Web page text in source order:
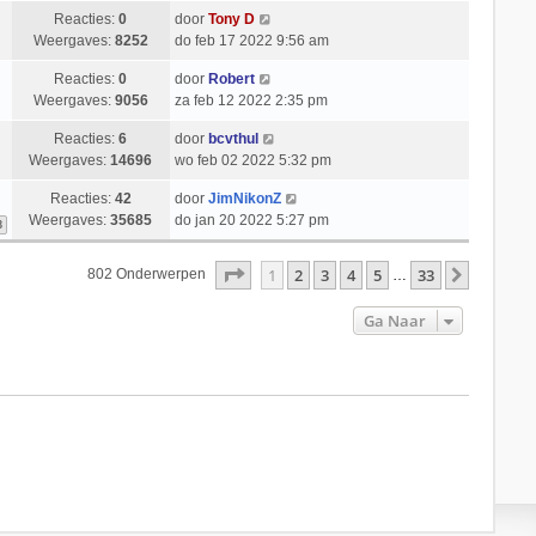
Reacties:0
Weergaves: 8252
door Tony D
do feb 17 2022 9:56 am
Reacties:0
Weergaves: 9056
door Robert
za feb 12 2022 2:35 pm
Reacties:6
Weergaves:14696
door bcvthul
wo feb 02 2022 5:32 pm
Reacties: 42
Weergaves:35685
door JimNikonZ
do jan 20 2022 5:27 pm
802 Onderwerpen Pagina1 Van 33
1 2 3 4 5 … 33
Ga Naar